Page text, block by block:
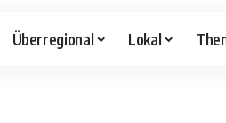
Überregional Lokal